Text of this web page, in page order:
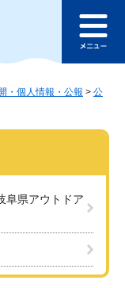
ュ
・個人情報・公報 > 公
阜県アウトドア